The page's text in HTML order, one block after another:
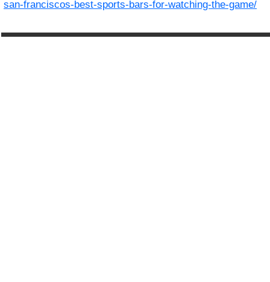
san-franciscos-best-sports-bars-for-watching-the-game/